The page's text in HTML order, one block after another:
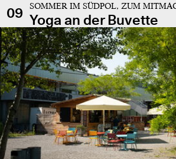
09
SOMMER IM SÜDPOL, ZUM
Yoga an der Buvette